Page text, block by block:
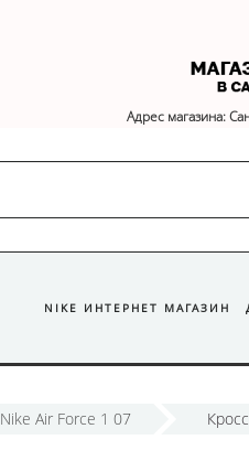
Адрес магазина:
NIKE ИНТЕРНЕТ МАГАЗИН
Nike Air Force 1 07